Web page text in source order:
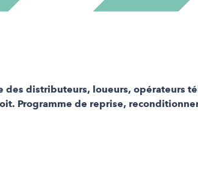
distributeurs, loueurs, opérateurs
Programme de reprise,